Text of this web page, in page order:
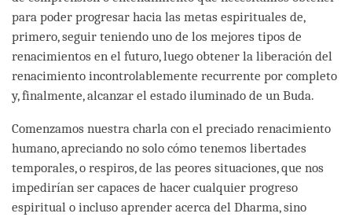
para poder progresar hacia las metas espirituales de,
primero, seguir teniendo uno de los mejores tipos de
renacimientos en el futuro, luego obtener la liberación del
renacimiento incontrolablemente recurrente por completo
y, finalmente, alcanzar el estado iluminado de un Buda.
Comenzamos nuestra charla con el preciado renacimiento
humano, apreciando no solo cómo tenemos libertades
temporales, o respiros, de las peores situaciones, que nos
impedirían ser capaces de hacer cualquier progreso
espiritual o incluso aprender acerca del Dharma, sino